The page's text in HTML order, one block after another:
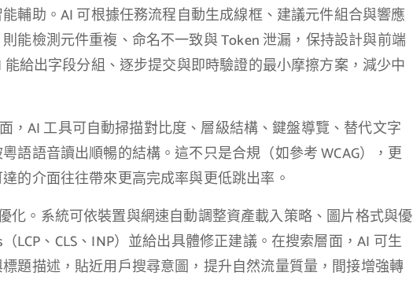
輔助。AI 可根據任務流程自動生成線框、建議元件組合與響應
能檢測元件重複、命名不一致與 Token 泄漏，保持設計與前端
給出字段分組、逐步提交與即時驗證的最小摩擦方案，減少中
，AI 工具可自動掃描對比度、層級結構、鍵盤導覽、替代文字
語語音讀出順暢的結構。這不只是合規（如參考 WCAG），更
的介面往往帶來更高完成率與更低跳出率。
化。系統可依裝置與網速自動調整資產載入策略、圖片格式與優
LCP、CLS、INP）並給出具體修正建議。在搜索層面，AI 可生
題描述，貼近用戶搜尋意圖，提升自然流量質量，間接增強轉